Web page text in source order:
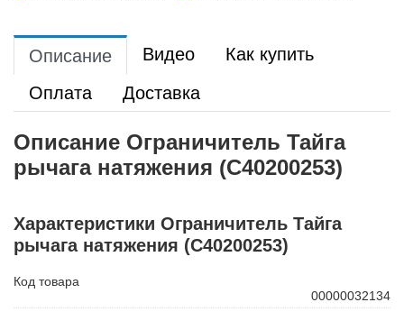
Описание Видео
Как купить
Оплата
Доставка
Описание Ограничитель Тайга
рычага натяжения (С40200253)
Характеристики Ограничитель Тайга
рычага натяжения (С40200253)
Код товара
00000032134